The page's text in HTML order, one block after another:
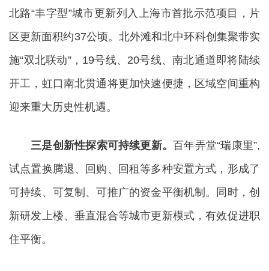
北路“丰字型”城市更新列入上海市首批示范项目，片
区更新面积约37公顷。北外滩和北中环科创集聚带实
施“双北联动”，19号线、20号线、南北通道即将陆续
开工，虹口南北贯通将更加快速便捷，区域空间重构
迎来重大历史性机遇。
三是创新性探索可持续更新。百年弄堂“瑞康里”,
试点置换腾退、回购、回租等多种安置方式，形成了
可持续、可复制、可推广的资金平衡机制。同时，创
新研发上楼、垂直混合等城市更新模式，有效促进职
住平衡。